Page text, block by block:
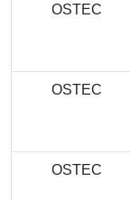
OSTEC
OSTEC
OSTEC